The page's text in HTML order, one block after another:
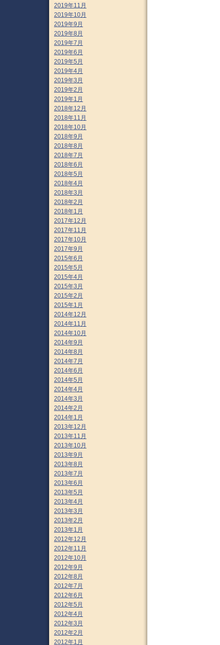
2019年11月
2019年10月
2019年9月
2019年8月
2019年7月
2019年6月
2019年5月
2019年4月
2019年3月
2019年2月
2019年1月
2018年12月
2018年11月
2018年10月
2018年9月
2018年8月
2018年7月
2018年6月
2018年5月
2018年4月
2018年3月
2018年2月
2018年1月
2017年12月
2017年11月
2017年10月
2017年9月
2015年6月
2015年5月
2015年4月
2015年3月
2015年2月
2015年1月
2014年12月
2014年11月
2014年10月
2014年9月
2014年8月
2014年7月
2014年6月
2014年5月
2014年4月
2014年3月
2014年2月
2014年1月
2013年12月
2013年11月
2013年10月
2013年9月
2013年8月
2013年7月
2013年6月
2013年5月
2013年4月
2013年3月
2013年2月
2013年1月
2012年12月
2012年11月
2012年10月
2012年9月
2012年8月
2012年7月
2012年6月
2012年5月
2012年4月
2012年3月
2012年2月
2012年1月